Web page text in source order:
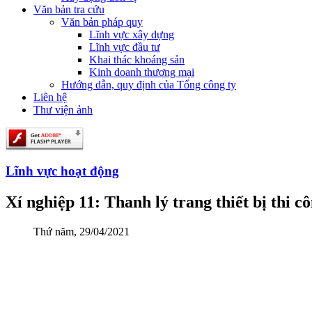
Văn bản tra cứu
Văn bản pháp quy
Lĩnh vực xây dựng
Lĩnh vực đầu tư
Khai thác khoáng sản
Kinh doanh thương mại
Hướng dẫn, quy định của Tổng công ty
Liên hệ
Thư viện ảnh
Lĩnh vực hoạt động
Xí nghiệp 11: Thanh lý trang thiết bị thi
Thứ năm, 29/04/2021